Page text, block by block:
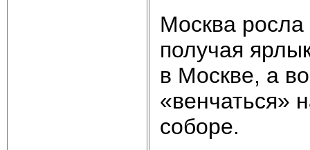
Москва росла
получая
в Москве, а
«венчаться»
соборе.